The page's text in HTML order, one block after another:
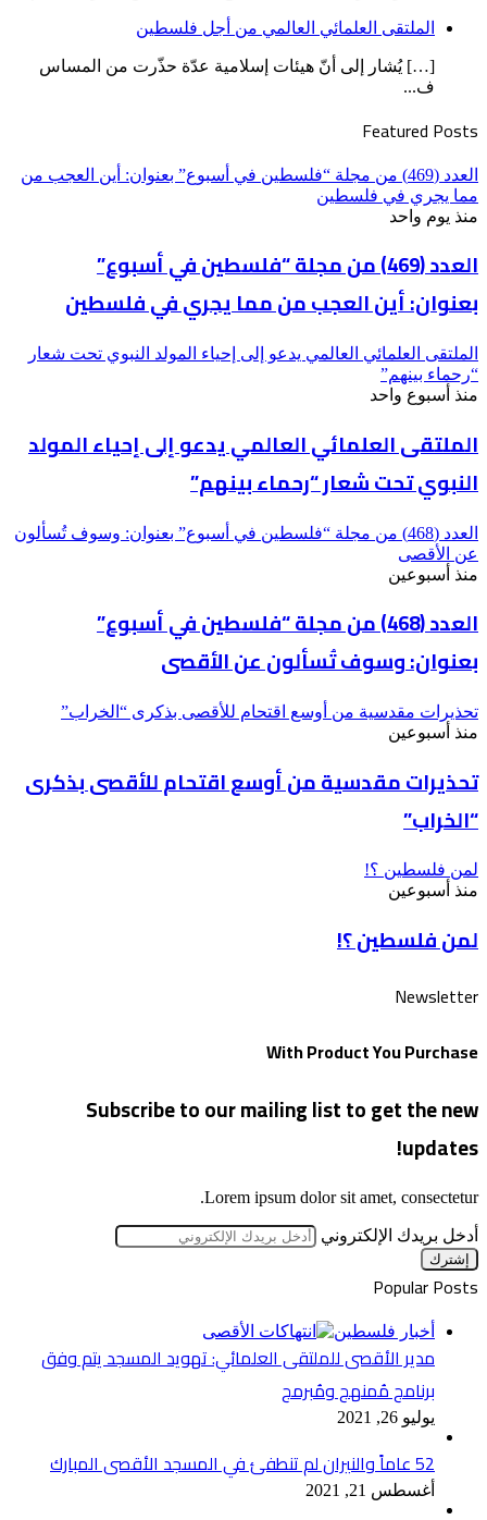
الملتقى العلمائي العالمي من أجل فلسطين
[…] يُشار إلى أنّ هيئات إسلامية عدّة حذّرت من المساس
ف...
Featured Posts
العدد (469) من مجلة “فلسطين في أسبوع” بعنوان: أين العجب من
مما يجري في فلسطين
منذ يوم واحد
العدد (469) من مجلة “فلسطين في أسبوع”
بعنوان: أين العجب من مما يجري في فلسطين
الملتقى العلمائي العالمي يدعو إلى إحياء المولد النبوي تحت شعار
“رحماء بينهم”
منذ أسبوع واحد
الملتقى العلمائي العالمي يدعو إلى إحياء المولد
النبوي تحت شعار “رحماء بينهم”
العدد (468) من مجلة “فلسطين في أسبوع” بعنوان: وسوف تُسألون
عن الأقصى
منذ أسبوعين
العدد (468) من مجلة “فلسطين في أسبوع”
بعنوان: وسوف تُسألون عن الأقصى
تحذيرات مقدسية من أوسع اقتحام للأقصى بذكرى “الخراب”
منذ أسبوعين
تحذيرات مقدسية من أوسع اقتحام للأقصى بذكرى
“الخراب”
لمن فلسطين ؟!
منذ أسبوعين
لمن فلسطين ؟!
Newsletter
With Product You Purchase
Subscribe to our mailing list to get the new
updates!
Lorem ipsum dolor sit amet, consectetur.
أدخل بريدك الإلكتروني
Popular Posts
أخبار فلسطين
مدير الأقصى للملتقى العلمائي: تهويد المسجد يتم وفق
برنامج مُمنهج ومُبرمج
يوليو 26, 2021
52 عاماً والنيران لم تنطفئ في المسجد الأقصى المبارك
أغسطس 21, 2021